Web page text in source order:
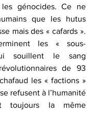
génocides. Ce ne
que les hutus
mais des « cafards ».
les « sous-
souillent le sang
de 93
les « factions »
refusent à l’humanité
toujours la même